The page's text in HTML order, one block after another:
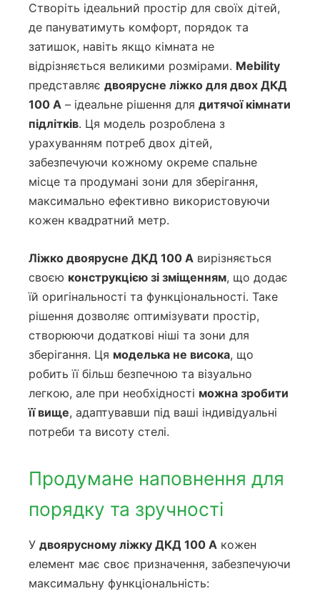
Створіть ідеальний простір для своїх дітей,
де пануватимуть комфорт, порядок та
затишок, навіть якщо кімната не
відрізняється великими розмірами. Mebility
представляє двоярусне ліжко для двох ДКД
100 А – ідеальне рішення для дитячої кімнати
підлітків. Ця модель розроблена з
урахуванням потреб двох дітей,
забезпечуючи кожному окреме спальне
місце та продумані зони для зберігання,
максимально ефективно використовуючи
кожен квадратний метр.
Ліжко двоярусне ДКД 100 А вирізняється
своєю конструкцією зі зміщенням, що додає
їй оригінальності та функціональності. Таке
рішення дозволяє оптимізувати простір,
створюючи додаткові ніші та зони для
зберігання. Ця моделька не висока, що
робить її більш безпечною та візуально
легкою, але при необхідності можна зробити
її вище, адаптувавши під ваші індивідуальні
потреби та висоту стелі.
Продумане наповнення для
порядку та зручності
У двоярусному ліжку ДКД 100 А кожен
елемент має своє призначення, забезпечуючи
максимальну функціональність: